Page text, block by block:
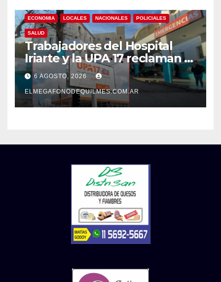
ECONOMIA LOCALES NACIONALES POLICIALES
SALUD
Trabajadores del Hospital
Iriarte y la UPA 17 reclaman el
pase a planta de becarios y
mejoras laborales
6 AGOSTO, 2026
ELMEGAFONODEQUILMES.COM.AR